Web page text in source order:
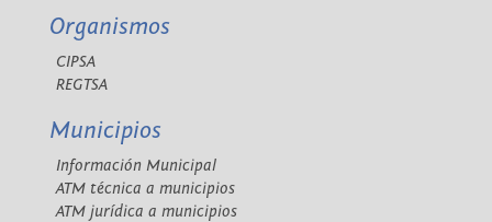
Organismos
CIPSA
REGTSA
Municipios
Información Municipal
ATM técnica a municipios
ATM jurídica a municipios